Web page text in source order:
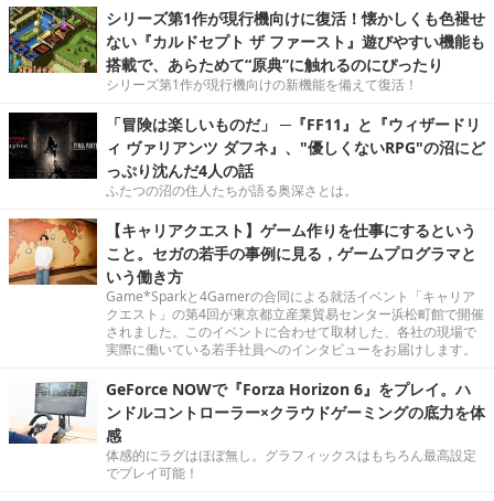
シリーズ第1作が現行機向けに復活！懐かしくも色褪せ
ない『カルドセプト ザ ファースト』遊びやすい機能も
搭載で、あらためて“原典”に触れるのにぴったり
シリーズ第1作が現行機向けの新機能を備えて復活！
「冒険は楽しいものだ」 ─『FF11』と『ウィザードリ
ィ ヴァリアンツ ダフネ』、"優しくないRPG"の沼にど
っぷり沈んだ4人の話
ふたつの沼の住人たちが語る奥深さとは。
【キャリアクエスト】ゲーム作りを仕事にするという
こと。セガの若手の事例に見る，ゲームプログラマと
いう働き方
Game*Sparkと4Gamerの合同による就活イベント「キャリア
クエスト」の第4回が東京都立産業貿易センター浜松町館で開催
されました。このイベントに合わせて取材した、各社の現場で
実際に働いている若手社員へのインタビューをお届けします。
GeForce NOWで『Forza Horizon 6』をプレイ。ハ
ンドルコントローラー×クラウドゲーミングの底力を体
感
体感的にラグはほぼ無し。グラフィックスはもちろん最高設定
でプレイ可能！